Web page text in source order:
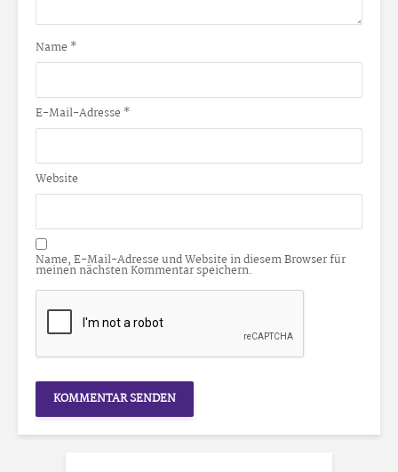
Name *
E-Mail-Adresse *
Website
Name, E-Mail-Adresse und Website in diesem Browser für
meinen nächsten Kommentar speichern.